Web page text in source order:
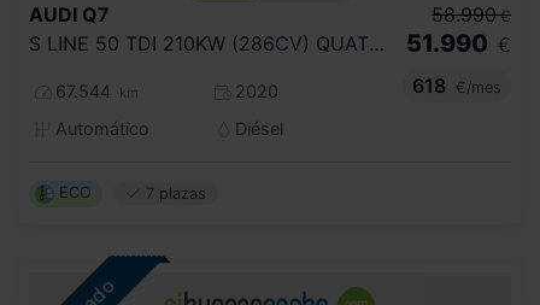
AUDI Q7
S LINE 50 TDI 210KW (286CV) QUATTRO TIP
67.544 km
2020
Automático
Diésel
58.990 €
51.990 €
618
€/mes
ECO 7 plazas